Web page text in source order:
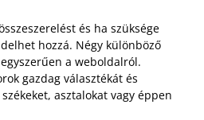
és ha szüksége
hozzá. Négy különböző
a weboldalról.
gazdag választékát és
asztalokat vagy éppen